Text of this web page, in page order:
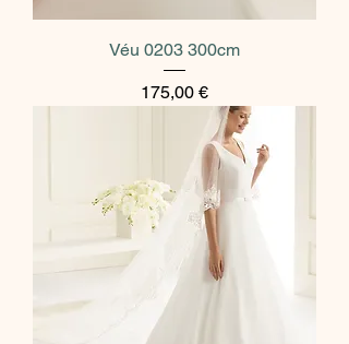
Véu 0203 300cm
Preço
175,00 €